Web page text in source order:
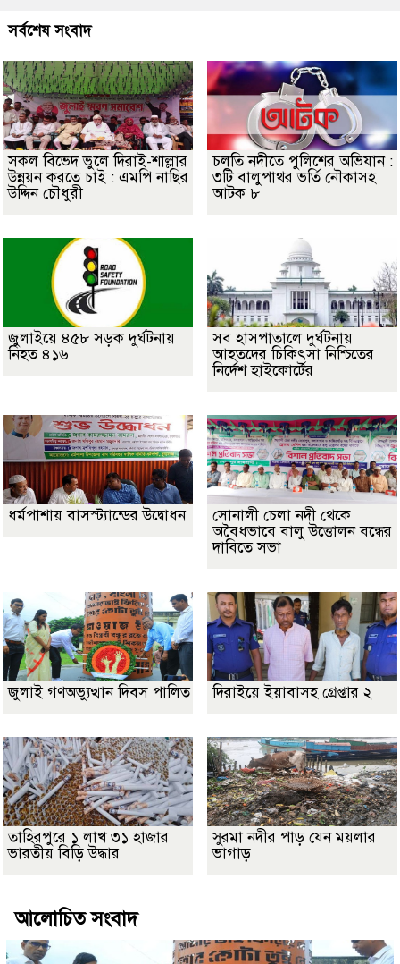
সর্বশেষ সংবাদ
সকল বিভেদ ভুলে দিরাই-শাল্লার
উন্নয়ন করতে চাই : এমপি নাছির
উদ্দিন চৌধুরী
চলতি নদীতে পুলিশের অভিযান :
৩টি বালুপাথর ভর্তি নৌকাসহ
আটক ৮
জুলাইয়ে ৪৫৮ সড়ক দুর্ঘটনায়
নিহত ৪১৬
সব হাসপাতালে দুর্ঘটনায়
আহতদের চিকিৎসা নিশ্চিতের
নির্দেশ হাইকোর্টের
ধর্মপাশায় বাসস্ট্যান্ডের উদ্বোধন
সোনালী চেলা নদী থেকে
অবৈধভাবে বালু উত্তোলন বন্ধের
দাবিতে সভা
জুলাই গণঅভ্যুত্থান দিবস পালিত দিরাইয়ে ইয়াবাসহ গ্রেপ্তার ২
তাহিরপুরে ১ লাখ ৩১ হাজার
ভারতীয় বিড়ি উদ্ধার
সুরমা নদীর পাড় যেন ময়লার
ভাগাড়
আলোচিত সংবাদ